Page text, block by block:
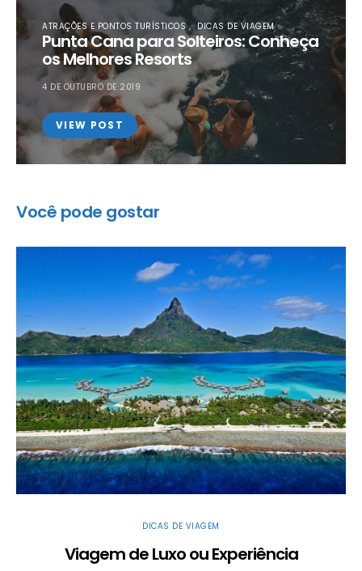
ATRAÇÕES E PONTOS TURÍSTICOS DICAS DE VIAGEM
Punta Cana para Solteiros: Conheça
os Melhores Resorts
4 DE OUTUBRO DE 2019
VIEW POST
Você pode gostar
DICAS DE VIAGEM
Viagem de Luxo ou Experiência